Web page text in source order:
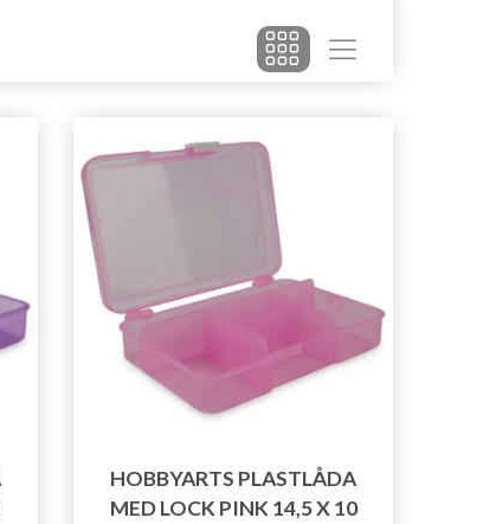
HOBBYARTS PLASTLÅDA
MED LOCK PINK 14,5 X 10